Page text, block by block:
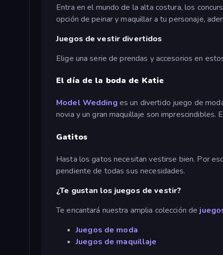
Entra en el mundo de la alta costura, los
opción de peinar y maquillar a tu personaje,
Juegos de vestir divertidos
Elige una serie de prendas y accesorios en
El día de la boda de Katie
Model Wedding es un divertido juego de
novia y un gran maquillaje son imprescindibles.
Gatitos
Hasta los gatos necesitan vestirse bien. Por
pendiente de todas sus necesidades.
¿Te gustan los juegos de vestir?
Te encantará nuestra amplia colección de
Juegos de moda
Juegos de maquillaje